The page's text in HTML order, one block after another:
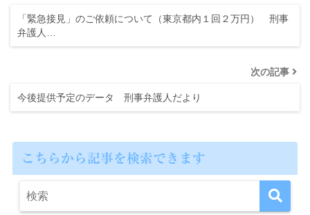
「緊急接見」のご依頼について（東京都内１回２万円） 刑事
弁護人…
次の記事
今後提供予定のデータ 刑事弁護人だより
こちらから記事を検索できます